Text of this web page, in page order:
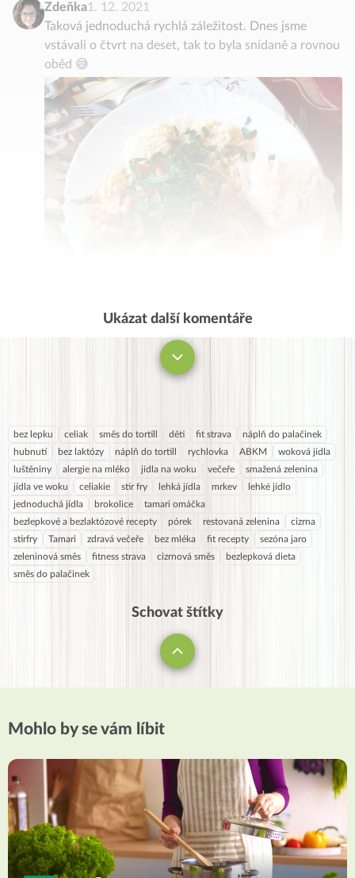
Zdeňka1. 12. 2021
Taková jednoduchá rychlá záležitost. Dnes jsme
vstávali o čtvrt na deset, tak to byla snídaně a rovnou
oběd 😅
Ukázat další komentáře
bez lepku celiak směs do tortill děti fit strava
náplň do palačinek
hubnutí
bez laktózy náplň do tortill rychlovka ABKM
woková jídla
luštěniny
alergie na mléko jídla na woku večeře
smažená zelenina
jídla ve woku
celiakie stir fry lehká jídla mrkev
lehké jídlo
jednoduchá jídla
brokolice
tamari omáčka
bezlepkové a bezlaktózové recepty
pórek restovaná zelenina
cizrna
stirfry
Tamari zdravá večeře bez mléka fit recepty
sezóna jaro
zeleninová směs
fitness strava cizrnová směs
bezlepková dieta
směs do palačinek
Schovat štítky
Mohlo by se vám líbit